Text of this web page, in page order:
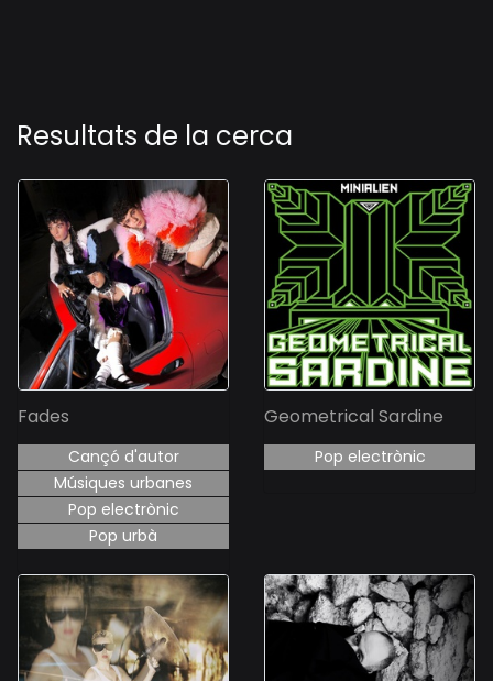
Resultats de la cerca
Fades
Cançó d'autor
Músiques urbanes
Pop electrònic
Pop urbà
Geometrical Sardine
Pop electrònic